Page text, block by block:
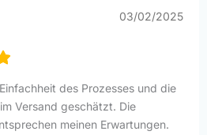
03/02/2025
des Prozesses und die
Versand geschätzt. Die
meinen Erwartungen.